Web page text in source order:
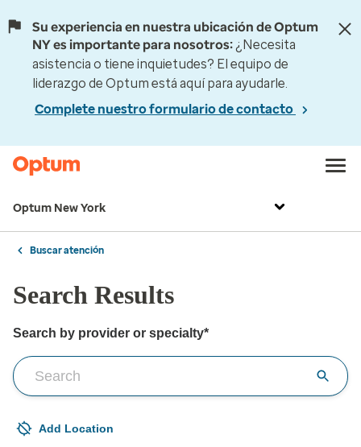
Su experiencia en nuestra ubicación de Optum
NY es importante para nosotros: ¿Necesita
asistencia o tiene inquietudes? El equipo de
liderazgo de Optum está aquí para ayudarle.
Complete nuestro formulario de contacto
Optum New York
Buscar atención
Search Results
Search by provider or specialty*
Your current location is not set
Add Location
Open to change/update your location